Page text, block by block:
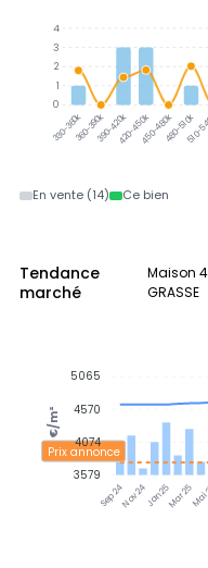
330-360k360-390k390-420k420-450k450-480k480-510k
510-
4
3
2
1
0
En vente (14) Ce bien
Tendance
marché
Maison 4
GRASSE
Sep 24Nov 24Jan 25Mar 25
Prix annonce
5065
4570
4074
3579
€/m²